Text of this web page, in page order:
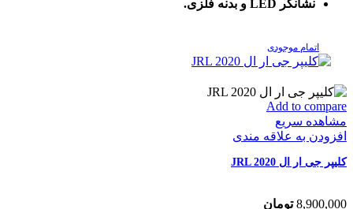
نشانگر LED و بدنه فلزی.
اتمام موجودی
Add to compare
مشاهده سریع
افزودن به علاقه مندی
کلیپر جی ار ال JRL 2020
8,900,000 تومان